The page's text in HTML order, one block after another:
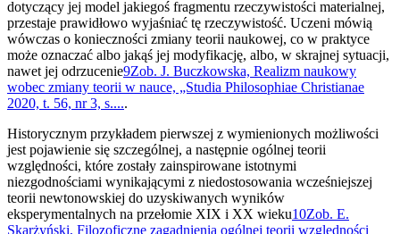
dotyczący jej model jakiegoś fragmentu rzeczywistości materialnej,
przestaje prawidłowo wyjaśniać tę rzeczywistość. Uczeni mówią
wówczas o konieczności zmiany teorii naukowej, co w praktyce
może oznaczać albo jakąś jej modyfikację, albo, w skrajnej sytuacji,
nawet jej odrzucenie9Zob. J. Buczkowska, Realizm naukowy
wobec zmiany teorii w nauce, „Studia Philosophiae Christianae
2020, t. 56, nr 3, s.....
Historycznym przykładem pierwszej z wymienionych możliwości
jest pojawienie się szczególnej, a następnie ogólnej teorii
względności, które zostały zainspirowane istotnymi
niezgodnościami wynikającymi z niedostosowania wcześniejszej
teorii newtonowskiej do uzyskiwanych wyników
eksperymentalnych na przełomie XIX i XX wieku10Zob. E.
Skarżyński, Filozoficzne zagadnienia ogólnej teorii względności